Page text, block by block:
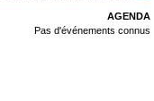
AGENDA
Pas d'événements connus